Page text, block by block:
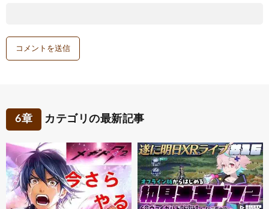
6章 カテゴリの最新記事